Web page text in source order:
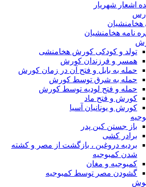
اشعار شهریار
هخامنشیان
نامه هخامنشیان
تولد و کودکی کورش هخامنشی
همسر و فرزندان کورش
حمله به بابل و فتح آن در زمان کورش
حمله به شرق توسط کورش
حمله و فتح لودیه توسط کورش
کورش و فتح ماد
کورش و یونانیان آسیا
باز جستن کین پدر
برادر کشی
بردیه دروغین ، بازگشت از مصر و کشته
شدن کمبوجیه
کمبوجیه و مغان
گشودن مصر توسط کمبوجیه